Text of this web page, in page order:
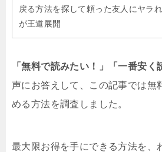
戻る方法を探して頼った友人にヤラ
が王道展開
「無料で読みたい！」「一番安く
声にお答えして、この記事では無
める方法を調査しました。
最大限お得を手にできる方法を、